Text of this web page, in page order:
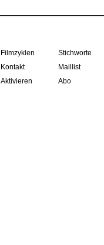
Filmzyklen
Stichworte
Kontakt
Maillist
Aktivieren Abo